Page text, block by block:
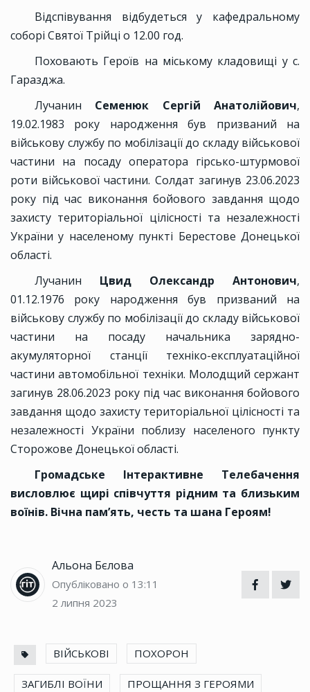
Відспівування відбудеться у кафедральному
соборі Святої Трійці о 12.00 год.
Поховають Героїв на міському кладовищі у с.
Гаразджа.
Лучанин Семенюк Сергій Анатолійович,
19.02.1983 року народження був призваний на
військову службу по мобілізації до складу військової
частини на посаду оператора гірсько-штурмової
роти військової частини. Солдат загинув 23.06.2023
року під час виконання бойового завдання щодо
захисту територіальної цілісності та незалежності
України у населеному пункті Берестове Донецької
області.
Лучанин Цвид Олександр Антонович,
01.12.1976 року народження був призваний на
військову службу по мобілізації до складу військової
частини на посаду начальника зарядно-
акумуляторної станції техніко-експлуатаційної
частини автомобільної техніки. Молодщий сержант
загинув 28.06.2023 року під час виконання бойового
завдання щодо захисту територіальної цілісності та
незалежності України поблизу населеного пункту
Сторожове Донецької області.
Громадське Інтерактивне Телебачення
висловлює щирі співчуття рідним та близьким
воїнів. Вічна пам’ять, честь та шана Героям!
Альона Бєлова
Опубліковано о 13:11
2 липня 2023
ВІЙСЬКОВІ ПОХОРОН
ЗАГИБЛІ ВОЇНИ ПРОЩАННЯ З ГЕРОЯМИ